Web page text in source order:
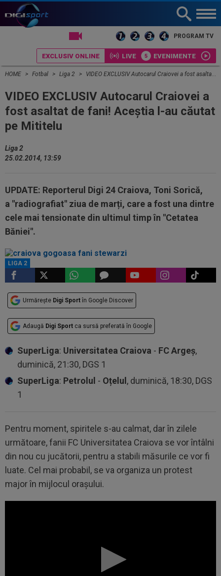
PROGRAM TV
EXCLUSIV ONLINE LIVE EVENIMENTE
HOME Fotbal Liga 2 VIDEO EXCLUSIV Autocarul Craiovei a fost asaltat de fani! Aceştia l-au căutat pe Mititelu
VIDEO EXCLUSIV Autocarul Craiovei a
fost asaltat de fani! Aceştia l-au căutat
pe Mititelu
Liga 2
25.02.2014, 13:59
UPDATE: Reporterul Digi 24 Craiova, Toni Sorică,
a "radiografiat" ziua de marți, care a fost una dintre
cele mai tensionate din ultimul timp în "Cetatea
Băniei".
LIGA 2
Urmărește Digi Sport în Google Discover
Adaugă Digi Sport ca sursă preferată în Google
SuperLiga: Universitatea Craiova - FC Argeș,
duminică, 21:30, DGS 1
SuperLiga: Petrolul - Oțelul , duminică, 18:30, DGS
1
Pentru moment, spiritele s-au calmat, dar în zilele
următoare, fanii FC Universitatea Craiova se vor întâlni
din nou cu jucătorii, pentru a stabili măsurile ce vor fi
luate. Cel mai probabil, se va organiza un protest
major în mijlocul orașului.